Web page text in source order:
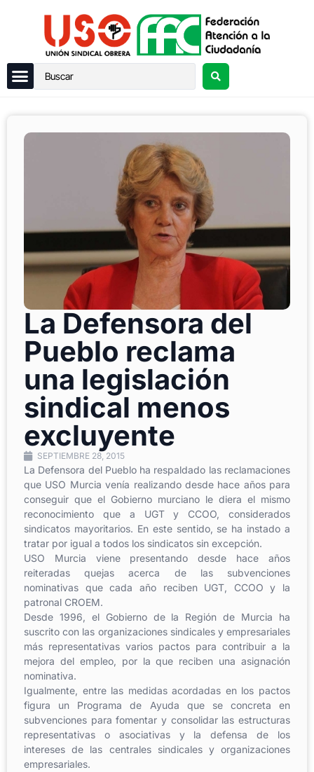
La Defensora del
Pueblo reclama
una legislación
sindical menos
excluyente
SEPTIEMBRE 28, 2015
La Defensora del Pueblo ha respaldado las reclamaciones
que USO Murcia venía realizando desde hace años para
conseguir que el Gobierno murciano le diera el mismo
reconocimiento que a UGT y CCOO, considerados
sindicatos mayoritarios. En este sentido, se ha instado a
tratar por igual a todos los sindicatos sin excepción.
USO Murcia viene presentando desde hace años
reiteradas quejas acerca de las subvenciones
nominativas que cada año reciben UGT, CCOO y la
patronal CROEM.
Desde 1996, el Gobierno de la Región de Murcia ha
suscrito con las organizaciones sindicales y empresariales
más representativas varios pactos para contribuir a la
mejora del empleo, por la que reciben una asignación
nominativa.
Igualmente, entre las medidas acordadas en los pactos
figura un Programa de Ayuda que se concreta en
subvenciones para fomentar y consolidar las estructuras
representativas o asociativas y la defensa de los
intereses de las centrales sindicales y organizaciones
empresariales.